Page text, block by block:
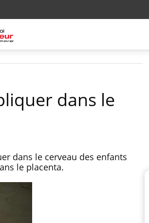
dans le
dans le cerveau des enfants
le placenta.